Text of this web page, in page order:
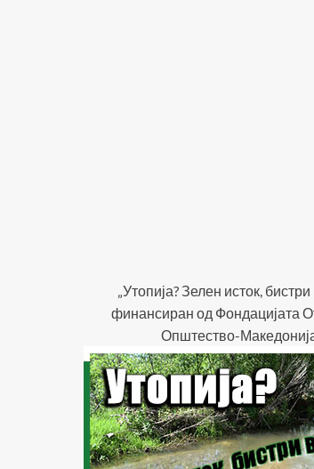
„Утопија? Зелен исток,
финансиран од Фондацијата
Општество-